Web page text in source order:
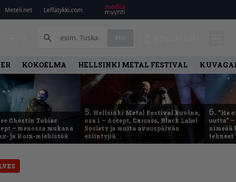
Meteli.net Leffatykki.com
KOKOELMA HELLSINKI METAL FESTIVAL
Ghostin Tobias
– menossa mukana
ja Korn-miehistöä
5. Hellsinki Metal Festival kuvina,
osa 1 – Accept, Carcass, Black Label
Society ja muita avauspäivän
esiintyjiä
6. ”He
uutta”
nimeää